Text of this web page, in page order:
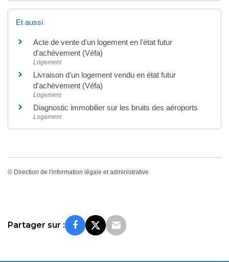
Et aussi
Acte de vente d'un logement en l'état futur
d'achèvement (Véfa)
Logement
Livraison d'un logement vendu en état futur
d'achèvement (Véfa)
Logement
Diagnostic immobilier sur les bruits des aéroports
Logement
© Direction de l'information légale et administrative
Partager sur :